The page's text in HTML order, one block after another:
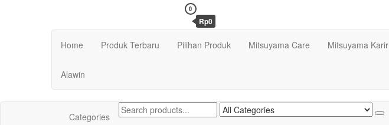
0
Rp0
Home Produk Terbaru Pilihan Produk Mitsuyama Care Mitsuyama Karir
Alawin
Categories